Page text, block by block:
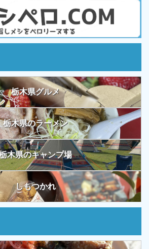
栃木県グルメ
栃木県のラーメン
木県のキャンプ場
しもつかれ